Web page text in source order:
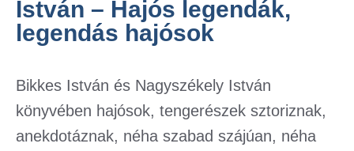
István – Hajós legendák,
legendás hajósok
Bikkes István és Nagyszékely István
könyvében hajósok, tengerészek sztoriznak,
anekdotáznak, néha szabad szájúan, néha